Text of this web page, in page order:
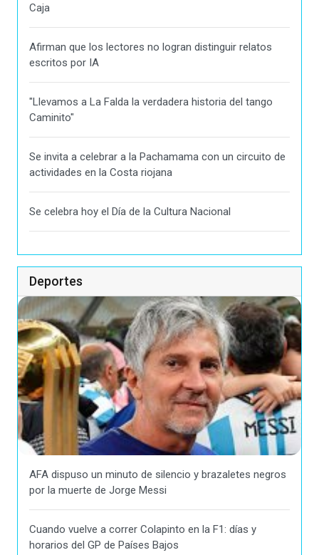
Caja
Afirman que los lectores no logran distinguir relatos
escritos por IA
"Llevamos a La Falda la verdadera historia del tango
Caminito"
Se invita a celebrar a la Pachamama con un circuito de
actividades en la Costa riojana
Se celebra hoy el Día de la Cultura Nacional
Deportes
AFA dispuso un minuto de silencio y brazaletes negros
por la muerte de Jorge Messi
Cuando vuelve a correr Colapinto en la F1: días y
horarios del GP de Países Bajos